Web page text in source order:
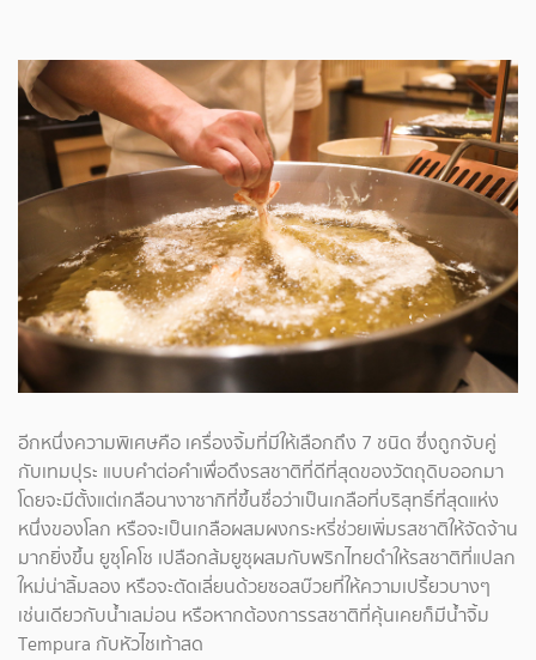
อีกหนึ่งความพิเศษคือ เครื่องจิ้มที่มีให้เลือกถึง 7 ชนิด ซึ่งถูกจับคู่
กับเทมปุระ แบบคำต่อคำเพื่อดึงรสชาติที่ดีที่สุดของวัตถุดิบออกมา
โดยจะมีตั้งแต่เกลือนางาซากิที่ขึ้นชื่อว่าเป็นเกลือที่บริสุทธิ์ที่สุดแห่ง
หนึ่งของโลก หรือจะเป็นเกลือผสมผงกระหรี่ช่วยเพิ่มรสชาติให้จัดจ้าน
มากยิ่งขึ้น ยูซุโคโช เปลือกส้มยูซุผสมกับพริกไทยดำให้รสชาติที่แปลก
ใหม่น่าลิ้มลอง หรือจะตัดเลี่ยนด้วยซอสบ๊วยที่ให้ความเปรี้ยวบางๆ
เช่นเดียวกับน้ำเลม่อน หรือหากต้องการรสชาติที่คุ้นเคยก็มีน้ำจิ้ม
Tempura กับหัวไชเท้าสด